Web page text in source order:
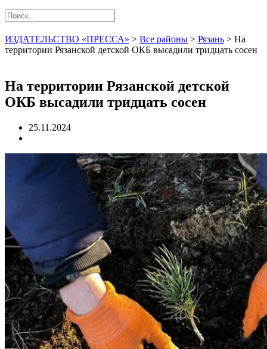
ИЗДАТЕЛЬСТВО «ПРЕССА» > Все районы > Рязань > На
территории Рязанской детской ОКБ высадили тридцать сосен
На территории Рязанской детской
ОКБ высадили тридцать сосен
25.11.2024